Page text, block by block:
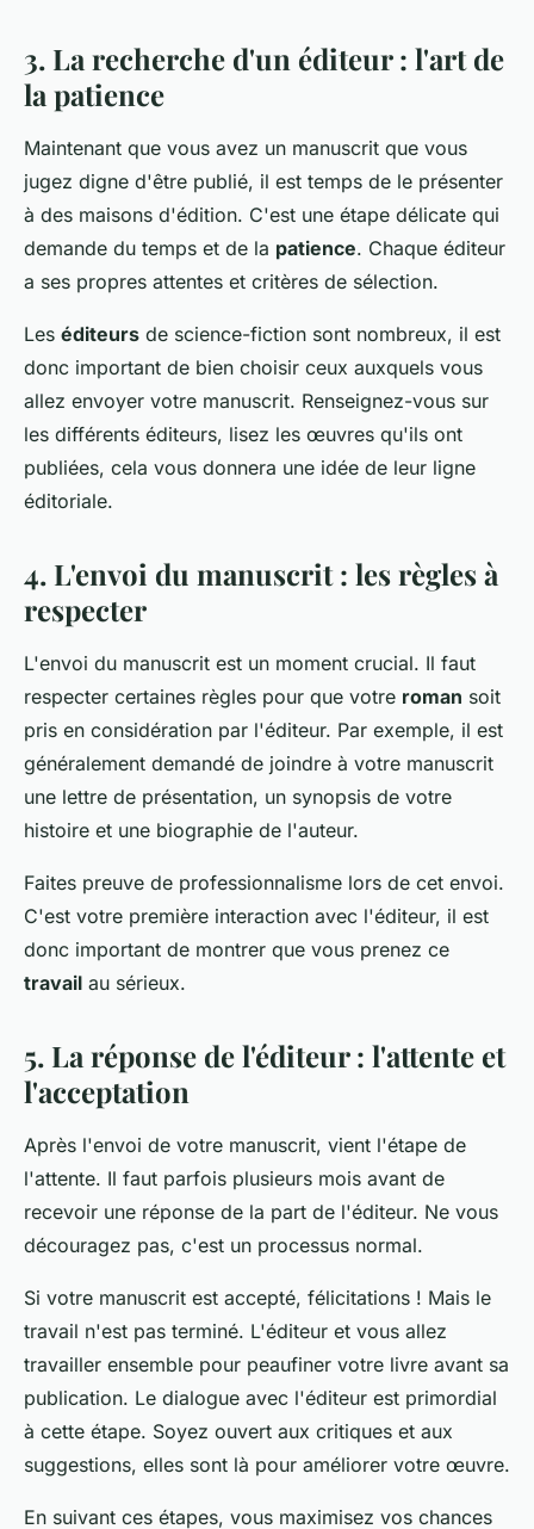
3. La recherche d'un éditeur : l'art de
la patience
Maintenant que vous avez un manuscrit que vous
jugez digne d'être publié, il est temps de le présenter
à des maisons d'édition. C'est une étape délicate qui
demande du temps et de la patience. Chaque éditeur
a ses propres attentes et critères de sélection.
Les éditeurs de science-fiction sont nombreux, il est
donc important de bien choisir ceux auxquels vous
allez envoyer votre manuscrit. Renseignez-vous sur
les différents éditeurs, lisez les œuvres qu'ils ont
publiées, cela vous donnera une idée de leur ligne
éditoriale.
4. L'envoi du manuscrit : les règles à
respecter
L'envoi du manuscrit est un moment crucial. Il faut
respecter certaines règles pour que votre roman soit
pris en considération par l'éditeur. Par exemple, il est
généralement demandé de joindre à votre manuscrit
une lettre de présentation, un synopsis de votre
histoire et une biographie de l'auteur.
Faites preuve de professionnalisme lors de cet envoi.
C'est votre première interaction avec l'éditeur, il est
donc important de montrer que vous prenez ce
travail au sérieux.
5. La réponse de l'éditeur : l'attente et
l'acceptation
Après l'envoi de votre manuscrit, vient l'étape de
l'attente. Il faut parfois plusieurs mois avant de
recevoir une réponse de la part de l'éditeur. Ne vous
découragez pas, c'est un processus normal.
Si votre manuscrit est accepté, félicitations ! Mais le
travail n'est pas terminé. L'éditeur et vous allez
travailler ensemble pour peaufiner votre livre avant sa
publication. Le dialogue avec l'éditeur est primordial
à cette étape. Soyez ouvert aux critiques et aux
suggestions, elles sont là pour améliorer votre œuvre.
En suivant ces étapes, vous maximisez vos chances